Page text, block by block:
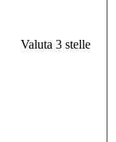
Valuta 3 stelle